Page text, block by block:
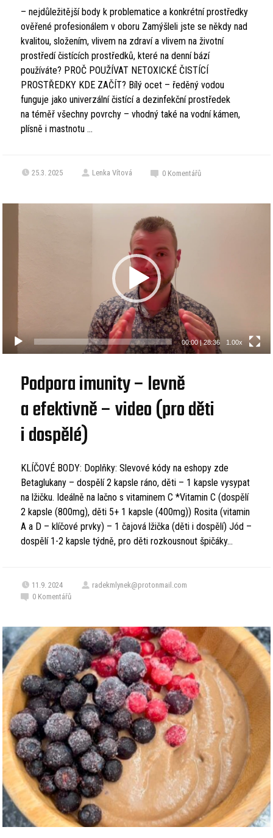
– nejdůležitější body k problematice a konkrétní prostředky
ověřené profesionálem v oboru Zamýšleli jste se někdy nad
kvalitou, složením, vlivem na zdraví a vlivem na životní
prostředí čistících prostředků, které na denní bází
používáte? PROČ POUŽÍVAT NETOXICKÉ ČISTÍCÍ
PROSTŘEDKY KDE ZAČÍT? Bílý ocet – ředěný vodou
funguje jako univerzální čistící a dezinfekční prostředek
na téměř všechny povrchy – vhodný také na vodní kámen,
plísně i mastnotu ...
25.3. 2025 Lenka Vítová 0 Komentářů
00:00|28:36 1.00x
Podpora imunity – levně
a efektivně – video (pro děti
i dospělé)
KLÍČOVÉ BODY: Doplňky: Slevové kódy na eshopy zde
Betaglukany – dospělí 2 kapsle ráno, děti – 1 kapsle vysypat
na lžičku. Ideálně na lačno s vitaminem C *Vitamin C (dospělí
2 kapsle (800mg), děti 5+ 1 kapsle (400mg)) Rosita (vitamin
A a D – klíčové prvky) – 1 čajová lžička (děti i dospělí) Jód –
dospělí 1-2 kapsle týdně, pro děti rozkousnout špičáky...
11.9. 2024
radekmlynek@protonmail.com
0 Komentářů